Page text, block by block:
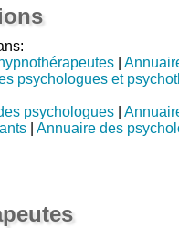
|
psychologues et
psychologues|
| Annuaire des